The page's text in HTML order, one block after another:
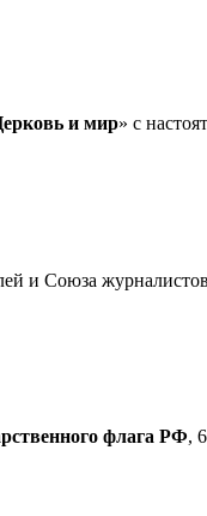
и мир» с
и Союза
флага РФ,